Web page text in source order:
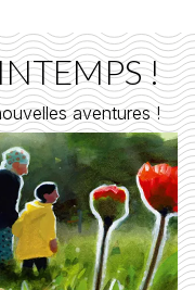
!
aventures !